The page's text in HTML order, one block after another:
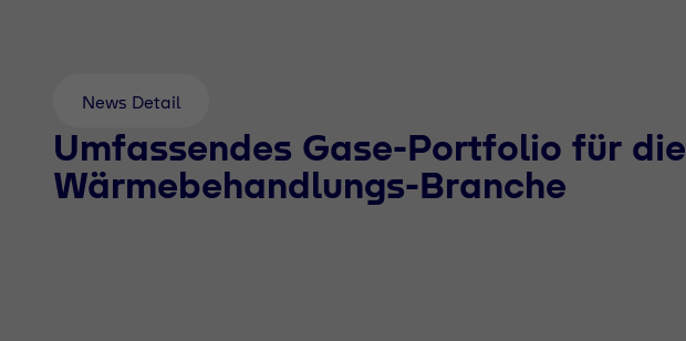
News Detail
Umfassendes Gase-Portfolio für die
Wärmebehandlungs-Branche